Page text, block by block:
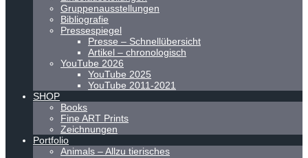
Gruppenausstellungen
Bibliografie
Pressespiegel
Presse – Schnellübersicht
Artikel – chronologisch
YouTube 2026
YouTube 2025
YouTube 2011-2021
SHOP
Books
Fine ART Prints
Zeichnungen
Portfolio
Animals – Allzu tierisches